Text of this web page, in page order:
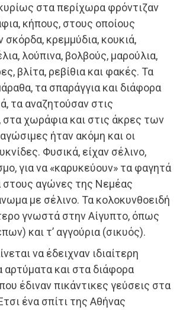
στα περίχωρα φρόντιζαν
κήπους, στους οποίους
σκόρδα, κρεμμύδια, κουκιά,
λούπινα, βολβούς, μαρούλια,
βλίτα, ρεβίθια και φακές. Τα
τα σπαράγγια και διάφορα
τα αναζητούσαν στις
στα χωράφια και στις άκρες των
ήταν ακόμη και οι
Φυσικά, είχαν σέλινο,
για να «καρυκεύουν» τα φαγητά
στους αγώνες της Νεμέας
με σέλινο. Τα κολοκυνθοειδή
γνωστά στην Αίγυπτο, όπως
και τ’ αγγούρια (σικυός).
να έδειχναν ιδιαίτερη
αρτύματα και στα διάφορα
έδιναν πικάντικες γεύσεις στα
ένα σπίτι της Αθήνας